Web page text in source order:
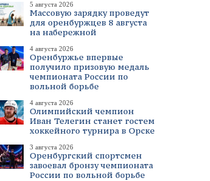
5 августа 2026
Массовую зарядку проведут
для оренбуржцев 8 августа
на набережной
4 августа 2026
Оренбуржье впервые
получило призовую медаль
чемпионата России по
вольной борьбе
4 августа 2026
Олимпийский чемпион
Иван Телегин станет гостем
хоккейного турнира в Орске
3 августа 2026
Оренбургский спортсмен
завоевал бронзу чемпионата
России по вольной борьбе